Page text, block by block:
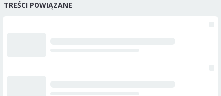
TREŚCI POWIĄZANE